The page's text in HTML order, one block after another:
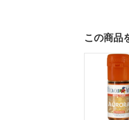
この商品